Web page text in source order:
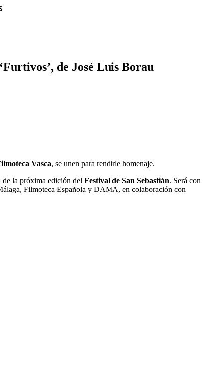
de José Luis Borau
Vasca, se unen para rendirle homenaje.
de la próxima edición del Festival de San Sebastián. Será con
Filmoteca Española y DAMA, en colaboración con